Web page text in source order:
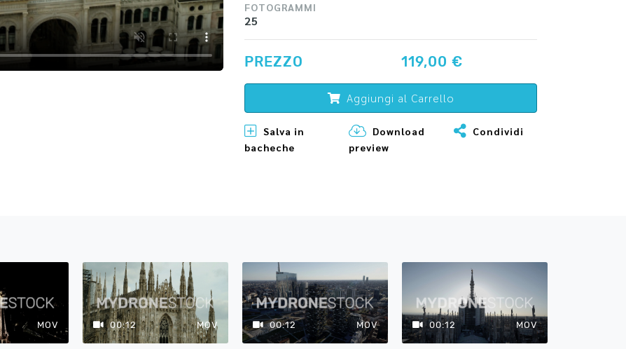
FOTOGRAMMI
25
PREZZO 119,00 €
Aggiungi al Carrello
Salva in
bacheche
Download
preview
Condividi
MOV 00:12 MOV 00:12 MOV 00:12 MOV